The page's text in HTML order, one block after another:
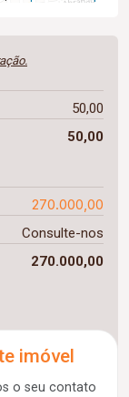
50,00
50,00
270.000,00
Consulte-nos
270.000,00
imóvel
o seu contato